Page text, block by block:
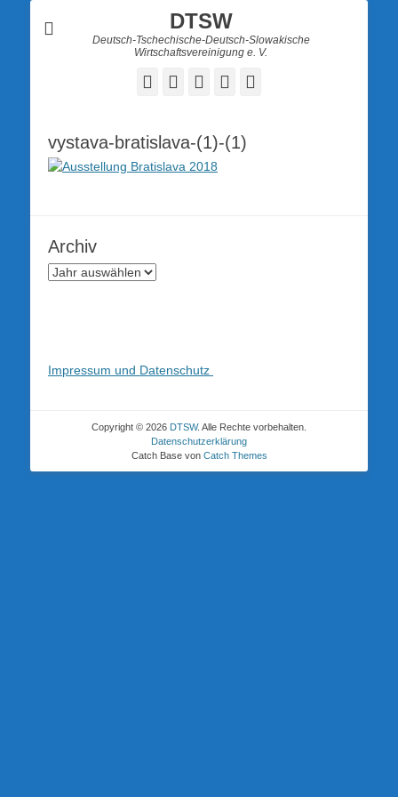
DTSW
Deutsch-Tschechische-Deutsch-Slowakische
Wirtschaftsvereinigung e. V.
Facebook
TwitterLinkedInYouTube
vystava-bratislava-(1)-(1)
Archiv
Impressum und Datenschutz
Copyright © 2026 DTSW. Alle Rechte vorbehalten.
Datenschutzerklärung
Catch Base von Catch Themes